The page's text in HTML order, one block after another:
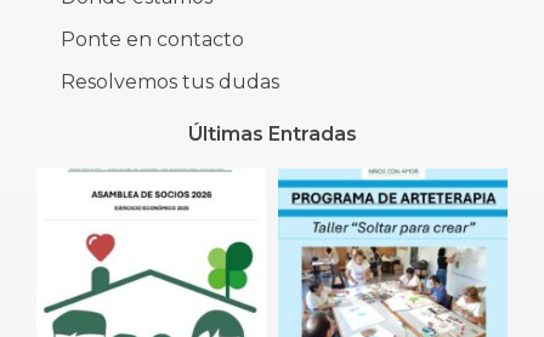
Ponte en contacto
Resolvemos tus dudas
Últimas Entradas